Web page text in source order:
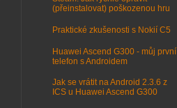
(přeinstalovat) poškozenou hru
Praktické zkušenosti s Nokií C5
Huawei Ascend G300 - můj první
telefon s Androidem
Jak se vrátit na Android 2.3.6 z
ICS u Huawei Ascend G300